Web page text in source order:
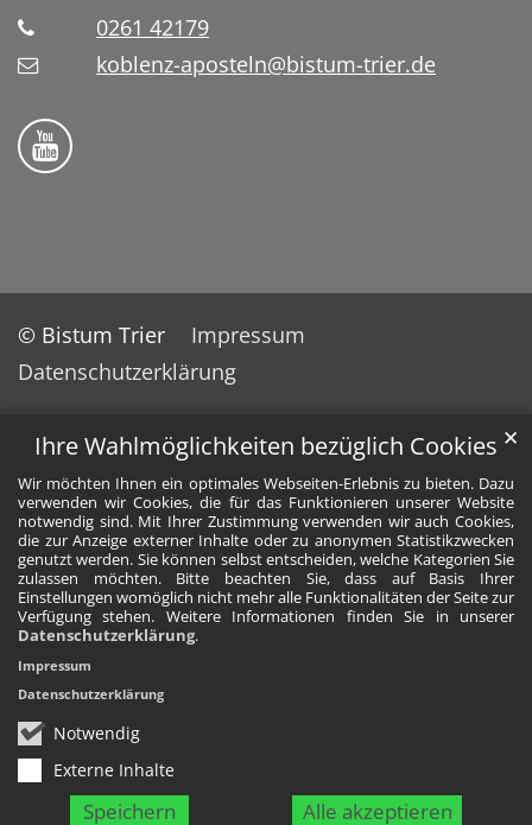
Ihre Wahlmöglichkeiten bezüglich Cookies
Wir möchten Ihnen ein optimales Webseiten-Erlebnis zu bieten. Dazu
verwenden wir Cookies, die für das Funktionieren unserer Website
notwendig sind. Mit Ihrer Zustimmung verwenden wir auch Cookies,
die zur Anzeige externer Inhalte oder zu anonymen Statistikzwecken
genutzt werden. Sie können selbst entscheiden, welche Kategorien Sie
zulassen möchten. Bitte beachten Sie, dass auf Basis Ihrer
Einstellungen womöglich nicht mehr alle Funktionalitäten der Seite zur
Verfügung stehen. Weitere Informationen finden Sie in unserer
Datenschutzerklärung.
Notwendig
Externe Inhalte
Speichern Alle akzeptieren
✕
Impressum
Datenschutzerklärung
0261 42179
koblenz-aposteln@bistum-trier.de
Bistum Trier auf YouTube
© Bistum Trier
Impressum
Datenschutzerklärung